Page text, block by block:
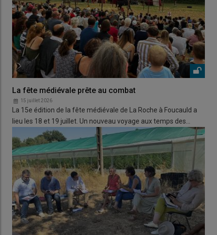
La fête médiévale prête au combat
15 juillet 2026
La 15e édition de la fête médiévale de La Roche à Foucauld a
lieu les 18 et 19 juillet. Un nouveau voyage aux temps des…